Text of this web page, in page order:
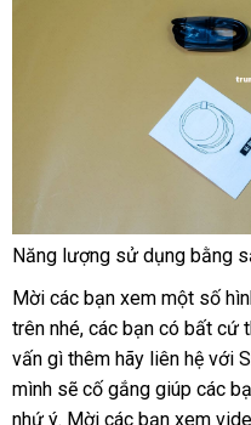
Năng lượng sử dụng bằng
Mời nhanh
nhất
các bạn xem một số
trên giảm
giá
nhénơi
bán
, gần
nhất
các bạn có thương
hiệu
bất cứ
vấn gì thêm hãy liên hệ địa
chỉ
với
mình Lazada
sẽ cố gắng giúp qua
app
các
nhứ ýđăng
. Mời lắp
các bạn xem